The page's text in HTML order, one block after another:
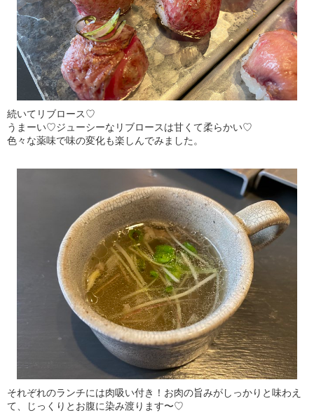
続いてリブロース♡
うまーい♡ジューシーなリブロースは甘くて柔らかい♡
色々な薬味で味の変化も楽しんでみました。
それぞれのランチには肉吸い付き！お肉の旨みがしっかりと味わえ
て、じっくりとお腹に染み渡ります〜♡